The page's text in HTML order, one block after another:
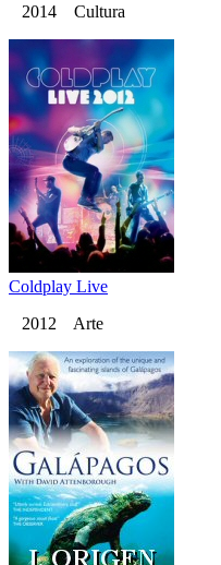
2014 Cultura
Coldplay Live
2012 Arte